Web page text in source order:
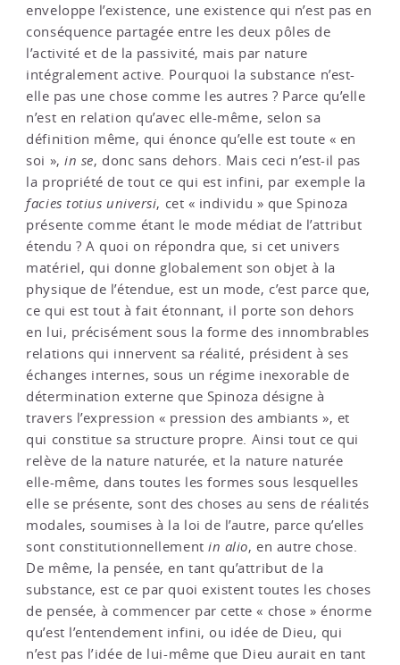
enveloppe l’existence, une existence qui n’est pas en
conséquence partagée entre les deux pôles de
l’activité et de la passivité, mais par nature
intégralement active. Pourquoi la substance n’est-
elle pas une chose comme les autres ? Parce qu’elle
n’est en relation qu’avec elle-même, selon sa
définition même, qui énonce qu’elle est toute « en
soi »,in se, donc sans dehors. Mais ceci n’est-il pas
la propriété de tout ce qui est infini, par exemple la
facies totius universi, cet « individu » que Spinoza
présente comme étant le mode médiat de l’attribut
étendu ? A quoi on répondra que, si cet univers
matériel, qui donne globalement son objet à la
physique de l’étendue, est un mode, c’est parce que,
ce qui est tout à fait étonnant, il porte son dehors
en lui, précisément sous la forme des innombrables
relations qui innervent sa réalité, président à ses
échanges internes, sous un régime inexorable de
détermination externe que Spinoza désigne à
travers l’expression « pression des ambiants », et
qui constitue sa structure propre. Ainsi tout ce qui
relève de la nature naturée, et la nature naturée
elle-même, dans toutes les formes sous lesquelles
elle se présente, sont des choses au sens de réalités
modales, soumises à la loi de l’autre, parce qu’elles
sont constitutionnellementin alio, en autre chose.
De même, la pensée, en tant qu’attribut de la
substance, est ce par quoi existent toutes les choses
de pensée, à commencer par cette « chose » énorme
qu’est l’entendement infini, ou idée de Dieu, qui
n’est pas l’idée de lui-même que Dieu aurait en tant